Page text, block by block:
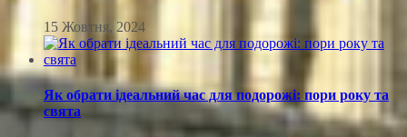
15 Жовтня, 2024
Як обрати ідеальний час для подорожі: пори року та
свята